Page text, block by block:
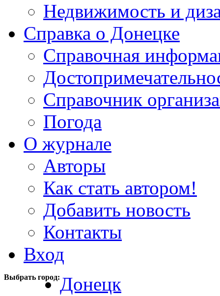
Недвижимость и
Справка о Донецке
Справочная
Справочник
Погода
О журнале
Авторы
Как стать автором!
Добавить новость
Контакты
Вход
Выбрать город:Донецк